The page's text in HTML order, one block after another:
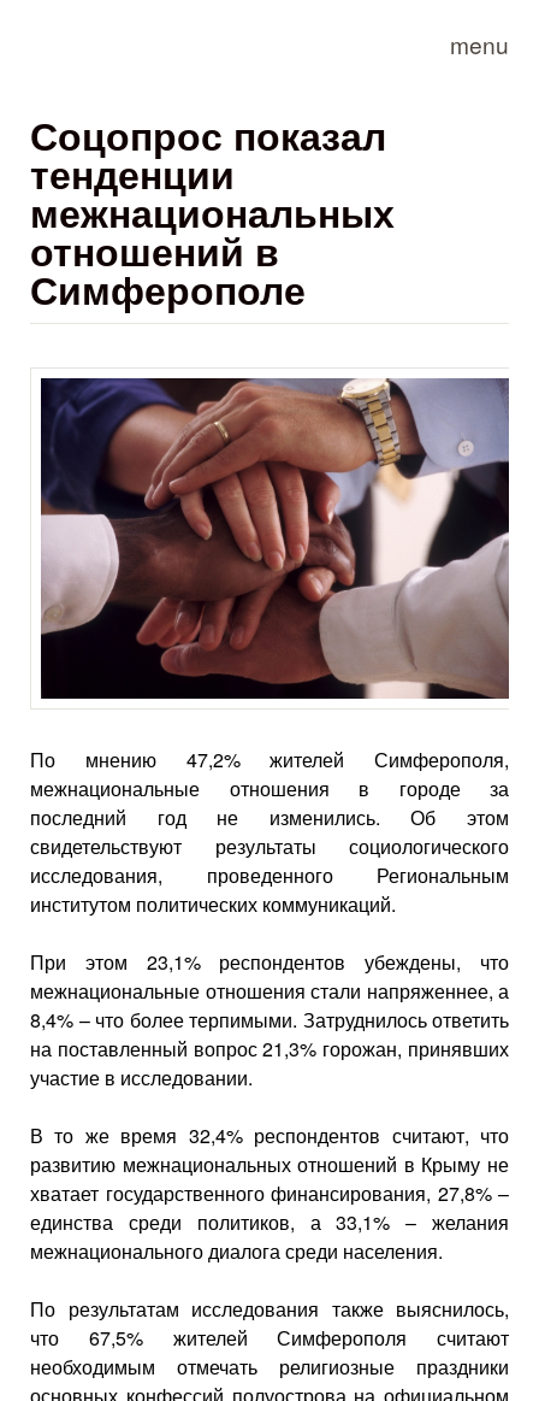
menu
Соцопрос показал
тенденции
межнациональных
отношений в
Симферополе
По мнению 47,2% жителей Симферополя,
межнациональные отношения в городе за
последний год не изменились. Об этом
свидетельствуют результаты социологического
исследования, проведенного Региональным
институтом политических коммуникаций.
При этом 23,1% респондентов убеждены, что
межнациональные отношения стали напряженнее, а
8,4% – что более терпимыми. Затруднилось ответить
на поставленный вопрос 21,3% горожан, принявших
участие в исследовании.
В то же время 32,4% респондентов считают, что
развитию межнациональных отношений в Крыму не
хватает государственного финансирования, 27,8% –
единства среди политиков, а 33,1% – желания
межнационального диалога среди населения.
По результатам исследования также выяснилось,
что 67,5% жителей Симферополя считают
необходимым отмечать религиозные праздники
основных конфессий полуострова на официальном